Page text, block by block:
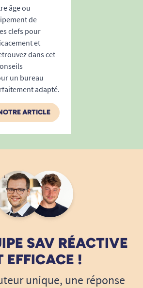
âge ou
de
clefs pour
et
dans cet
un bureau
adapté.
ARTICLE
SAV RÉACTIVE
EFFICACE !
unique, une réponse